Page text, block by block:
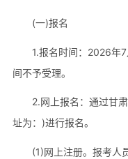
(一)报名
1.报名时间：2026年
间不予受理。
2.网上报名：通过甘
址为：)进行报名。
(1)网上注册。报考人